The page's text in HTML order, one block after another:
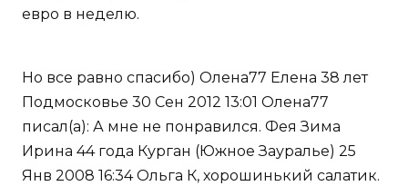
евро в неделю.
Но все равно спасибо) Олена77 Елена 38 лет
Подмосковье 30 Сен 2012 13:01 Олена77
писал(а): А мне не понравился. Фея Зима
Ирина 44 года Курган (Южное Зауралье) 25
Янв 2008 16:34 Ольга К, хорошинький салатик.